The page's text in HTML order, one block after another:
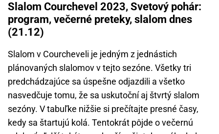
Slalom Courchevel 2023, Svetový pohár:
program, večerné preteky, slalom dnes
(21.12)
Slalom v Courcheveli je jedným z jednástich
plánovaných slalomov v tejto sezóne. Všetky tri
predchádzajúce sa úspešne odjazdili a všetko
nasvedčuje tomu, že sa uskutoční aj štvrtý slalom
sezóny. V tabuľke nižšie si prečítajte presné časy,
kedy sa štartujú kolá. Tentokrát pôjde o večernú